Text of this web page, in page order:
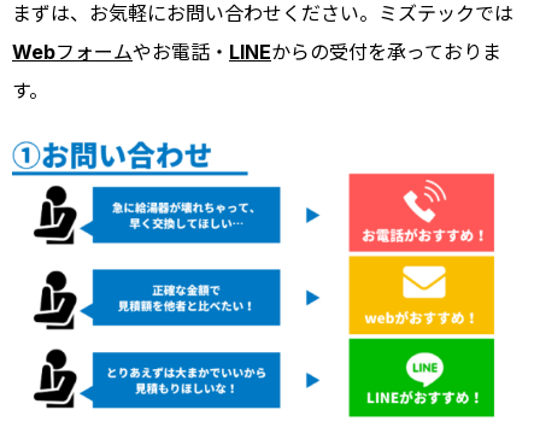
まずは、お気軽にお問い合わせください。ミズテックでは
Webフォームやお電話・ LINEからの受付を承っておりま
す。